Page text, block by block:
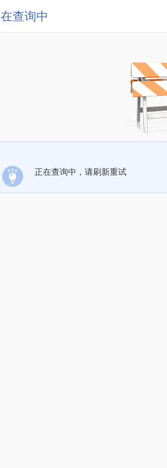
查询中
正在查询中，请刷新重试